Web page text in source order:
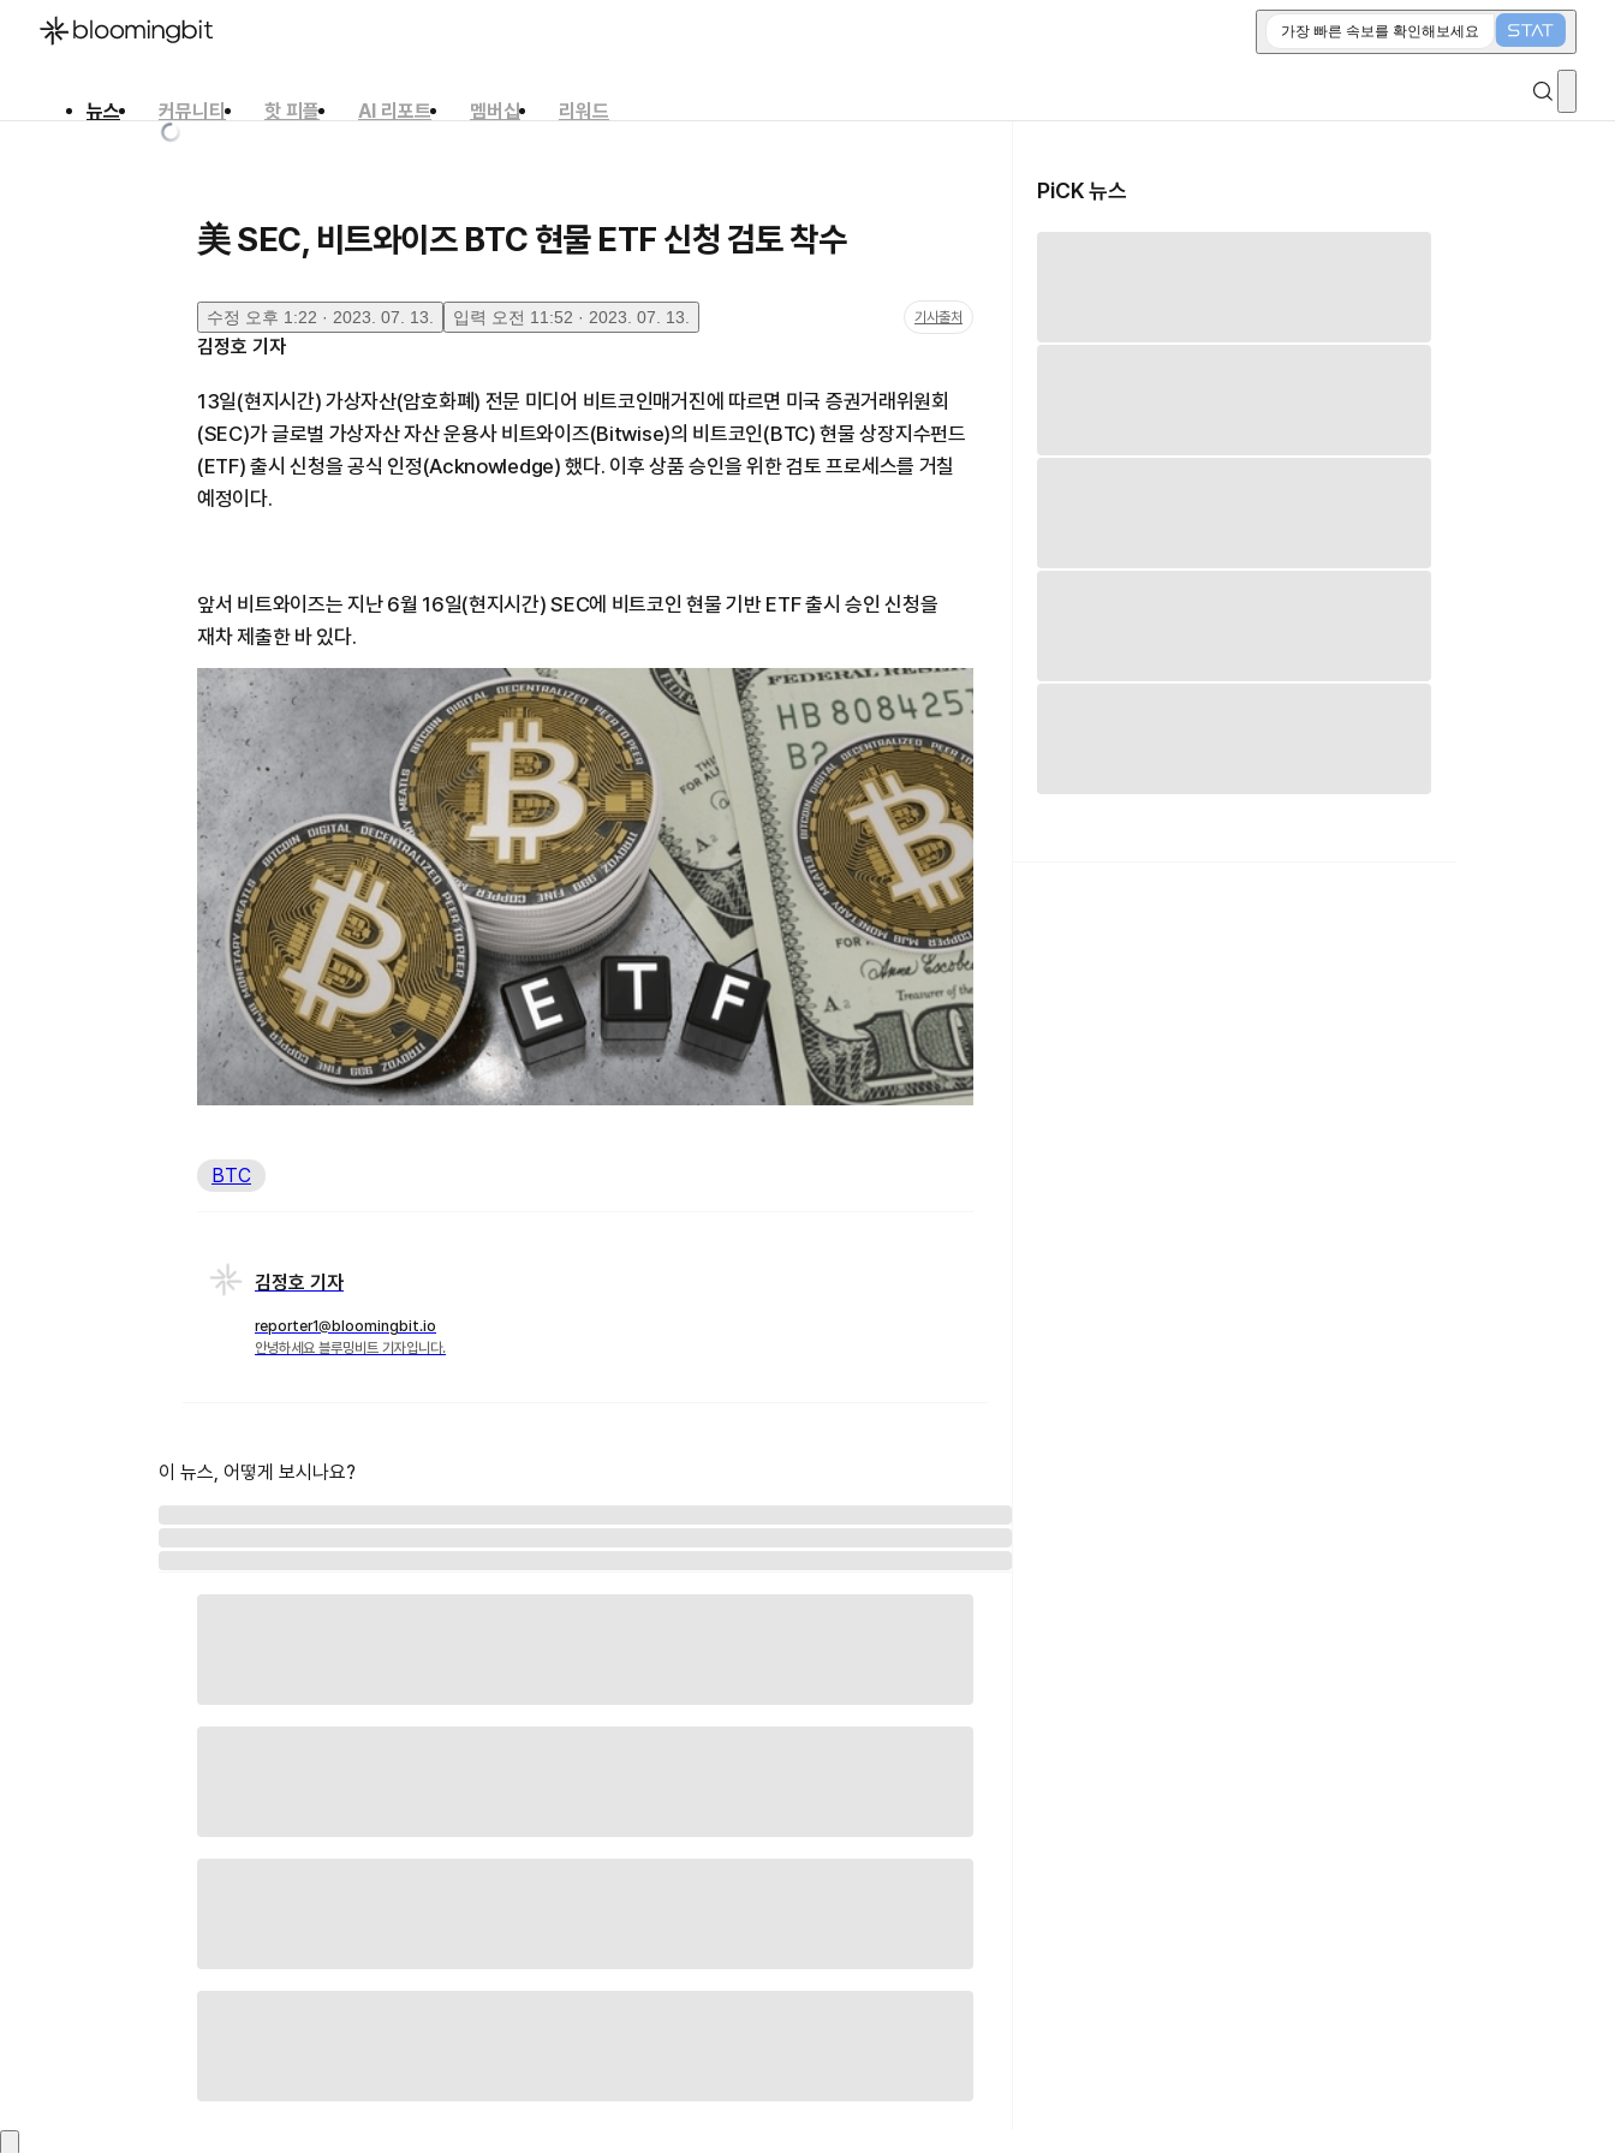
가장 빠른 속보를 확인해보세요
뉴스 커뮤니티 핫 피플 AI 리포트 멤버십
리워드
美 SEC, 비트와이즈 BTC 현물 ETF 신청 검토 착수
수정 오후 1:22 · 2023. 07. 13. 입력 오전 11:52 · 2023. 07. 13. 기사출처
김정호 기자
13일(현지시간) 가상자산(암호화폐) 전문 미디어 비트코인매거진에 따르면 미국 증권거래위원회
(SEC)가 글로벌 가상자산 자산 운용사 비트와이즈(Bitwise)의 비트코인(BTC) 현물 상장지수펀드
(ETF) 출시 신청을 공식 인정(Acknowledge) 했다. 이후 상품 승인을 위한 검토 프로세스를 거칠
예정이다.
앞서 비트와이즈는 지난 6월 16일(현지시간) SEC에 비트코인 현물 기반 ETF 출시 승인 신청을
재차 제출한 바 있다.
BTC
김정호 기자
reporter1@bloomingbit.io
안녕하세요 블루밍비트 기자입니다.
이 뉴스, 어떻게 보시나요?
PiCK 뉴스